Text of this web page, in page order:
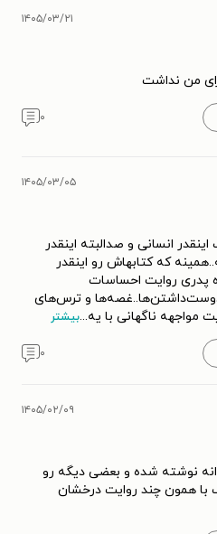
۱۴۰۵/۰۳/۲۱
من نداشت
۰
۱۴۰۵/۰۳/۰۵
انسانی و صدالبته اینقدر
که کتابهاش رو اینقدر
پدری روایت احساسات
و ترس‌های
مواجهه ناگهانی با یه...بیشتر
۰
۱۴۰۵/۰۲/۰۹
نوشته شده و بعضی دیگه رو
همون چند روایت‌ درخشان